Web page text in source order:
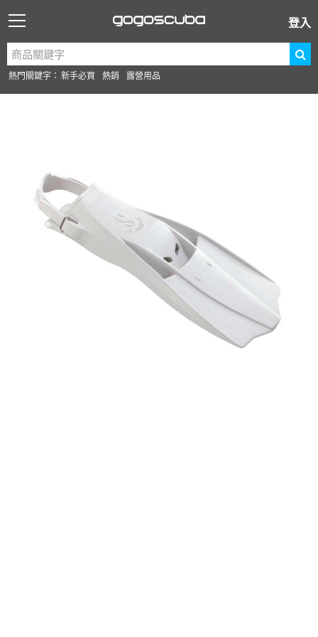
登入
熱門關鍵字： 新手必買 熱銷 露營用品